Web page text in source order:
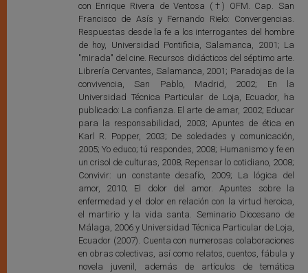
con Enrique Rivera de Ventosa (†) OFM. Cap. San
Francisco de Asís y Fernando Rielo: Convergencias.
Respuestas desde la fe a los interrogantes del hombre
de hoy, Universidad Pontificia, Salamanca, 2001; La
"mirada" del cine. Recursos didácticos del séptimo arte.
Librería Cervantes, Salamanca, 2001; Paradojas de la
convivencia, San Pablo, Madrid, 2002; En la
Universidad Técnica Particular de Loja, Ecuador, ha
publicado: La confianza. El arte de amar, 2002; Educar
para la responsabilidad, 2003; Apuntes de ética en
Karl R. Popper, 2003; De soledades y comunicación,
2005; Yo educo; tú respondes, 2008; Humanismo y fe en
un crisol de culturas, 2008; Repensar lo cotidiano, 2008;
Convivir: un constante desafío, 2009; La lógica del
amor, 2010; El dolor del amor. Apuntes sobre la
enfermedad y el dolor en relación con la virtud heroica,
el martirio y la vida santa. Seminario Diocesano de
Málaga, 2006 y Universidad Técnica Particular de Loja,
Ecuador (2007). Cuenta con numerosas colaboraciones
en obras colectivas, así como relatos, cuentos, fábula y
novela juvenil, además de artículos de temática